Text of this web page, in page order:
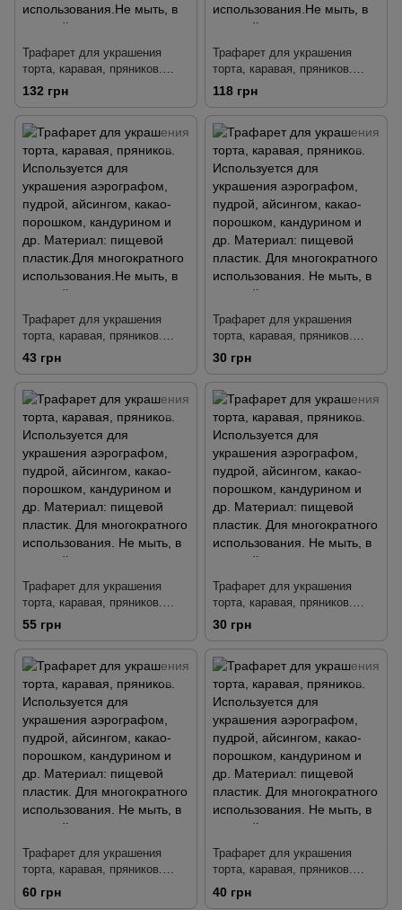
Трафарет для украшения
торта, каравая, пряников.
Используется для украшения
аэрографом, пудрой,
айсингом, какао-порошком,
кандурином и др. Материал:
пищевой пластик.Для
многократного
использования.Не мыть, в
горячей воде, в
посудомоечной машине.
132 грн
Трафарет для украшения
торта, каравая, пряников.
Используется для украшения
аэрографом, пудрой,
айсингом, какао-порошком,
кандурином и др. Материал:
пищевой пластик.Для
многократного
использования.Не мыть, в
горячей воде, в
посудомоечной машине.
118 грн
Трафарет для украшения
торта, каравая, пряников.
Используется для украшения
аэрографом, пудрой,
айсингом, какао-порошком,
кандурином и др. Материал:
пищевой пластик.Для
многократного
использования.Не мыть, в
горячей воде, в
посудомоечной машине.
43 грн
Трафарет для украшения
торта, каравая, пряников.
Используется для украшения
аэрографом, пудрой,
айсингом, какао-порошком,
кандурином и др. Материал:
пищевой пластик. Для
многократного использования.
Не мыть, в горячей воде, в
посудомоечной машине.
30 грн
Трафарет для украшения
торта, каравая, пряников.
Используется для украшения
аэрографом, пудрой,
айсингом, какао-порошком,
кандурином и др. Материал:
пищевой пластик. Для
многократного использования.
Не мыть, в горячей воде, в
посудомоечной машине.
55 грн
Трафарет для украшения
торта, каравая, пряников.
Используется для украшения
аэрографом, пудрой,
айсингом, какао-порошком,
кандурином и др. Материал:
пищевой пластик. Для
многократного использования.
Не мыть, в горячей воде, в
посудомоечной машине.
30 грн
Трафарет для украшения
торта, каравая, пряников.
Используется для украшения
аэрографом, пудрой,
60 грн
Трафарет для украшения
торта, каравая, пряников.
Используется для украшения
аэрографом, пудрой,
40 грн